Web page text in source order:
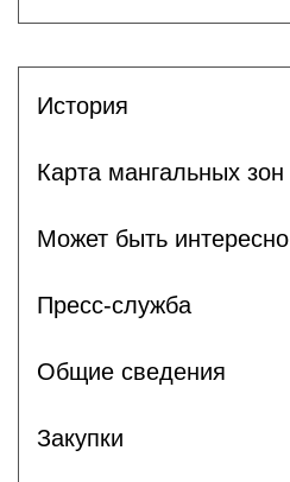
История
Карта мангальных зон
Может быть интересно
Пресс-служба
Общие сведения
Закупки